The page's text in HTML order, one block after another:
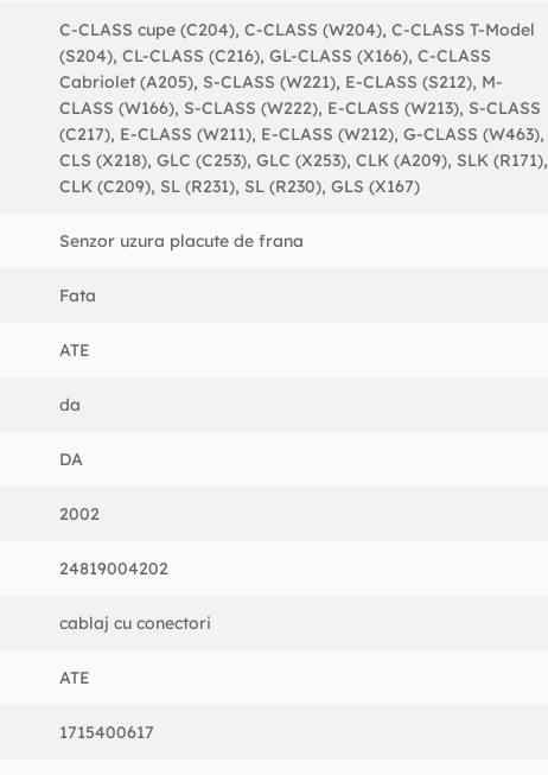
C-CLASS cupe (C204), C-CLASS (W204), C-CLASS T-Model
(S204), CL-CLASS (C216), GL-CLASS (X166), C-CLASS
Cabriolet (A205), S-CLASS (W221), E-CLASS (S212), M-
CLASS (W166), S-CLASS (W222), E-CLASS (W213), S-CLASS
(C217), E-CLASS (W211), E-CLASS (W212), G-CLASS (W463),
CLS (X218), GLC (C253), GLC (X253), CLK (A209), SLK (R171),
CLK (C209), SL (R231), SL (R230), GLS (X167)
Senzor uzura placute de frana
Fata
ATE
da
DA
2002
24819004202
cablaj cu conectori
ATE
1715400617